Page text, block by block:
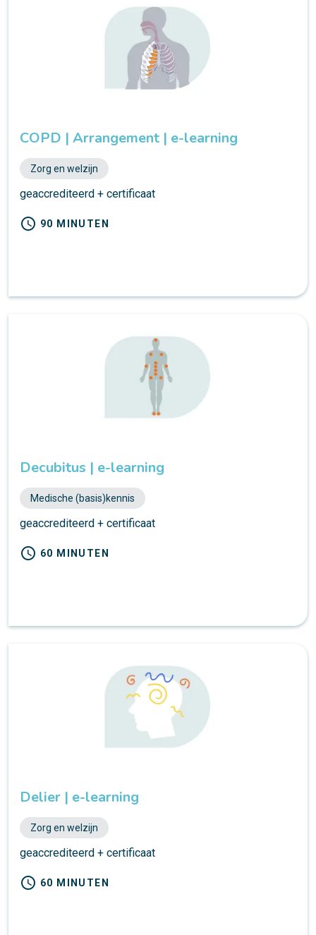
COPD | Arrangement | e-learning
Zorg en welzijn
geaccrediteerd + certificaat
schedule 90 MINUTEN
Decubitus | e-learning
Medische (basis)kennis
geaccrediteerd + certificaat
schedule 60 MINUTEN
Delier | e-learning
Zorg en welzijn
geaccrediteerd + certificaat
schedule 60 MINUTEN